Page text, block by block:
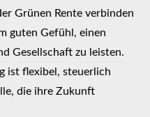
Grünen Rente verbinden
guten Gefühl, einen
Gesellschaft zu leisten.
ist flexibel, steuerlich
die ihre Zukunft